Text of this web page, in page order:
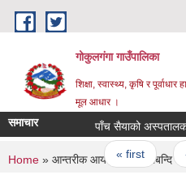
Skip to main content
गोकुलगंगा गाउँपालिका
शिक्षा, स्वास्थ्य, कृषि र पूर्वाधार
मूल आधार ।
समाचार पाँच सैयाको अस्पतालको
Pages
« first
You are here
Home » आन्तरीक आय तर्फको सिलबन्दि